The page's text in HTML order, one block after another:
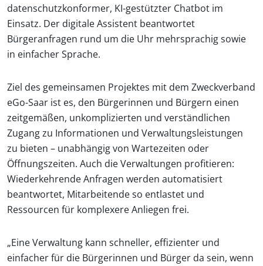
datenschutzkonformer, KI-gestützter Chatbot im
Einsatz. Der digitale Assistent beantwortet
Bürgeranfragen rund um die Uhr mehrsprachig sowie
in einfacher Sprache.
Ziel des gemeinsamen Projektes mit dem Zweckverband
eGo-Saar ist es, den Bürgerinnen und Bürgern einen
zeitgemäßen, unkomplizierten und verständlichen
Zugang zu Informationen und Verwaltungsleistungen
zu bieten – unabhängig von Wartezeiten oder
Öffnungszeiten. Auch die Verwaltungen profitieren:
Wiederkehrende Anfragen werden automatisiert
beantwortet, Mitarbeitende so entlastet und
Ressourcen für komplexere Anliegen frei.
„Eine Verwaltung kann schneller, effizienter und
einfacher für die Bürgerinnen und Bürger da sein, wenn